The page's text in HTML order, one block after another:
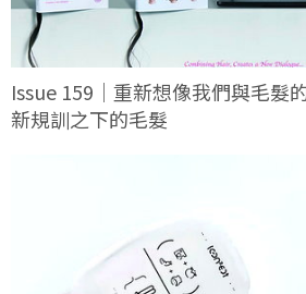
Issue 159｜重新想像我們與毛髮
新規訓之下的毛髮